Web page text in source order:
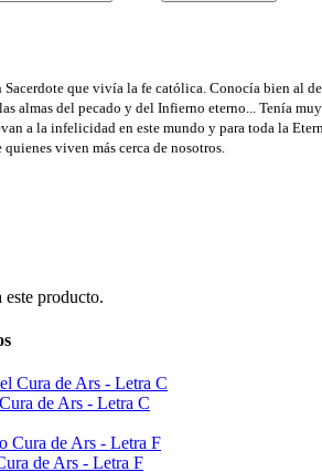
Sacerdote que vivía la fe católica. Conocía bien al
almas del pecado y del Infierno eterno... Tenía
a la infelicidad en este mundo y para toda la
viven más cerca de nosotros.
este producto.
de Ars - Letra C
de Ars - Letra F